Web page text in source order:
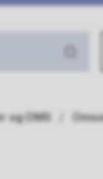
og DMS